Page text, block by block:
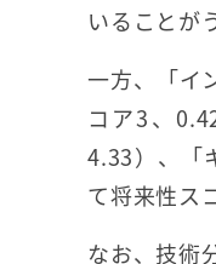
いることが
一方、「イ
コア3、
4.33）、「
て将来性ス
なお、技術